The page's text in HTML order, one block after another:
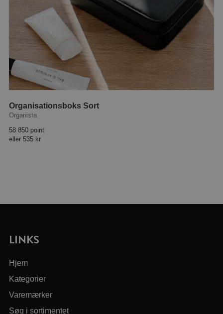
Organisationsboks Sort
Organista
58 850 point
eller 535 kr
LINKS
Hjem
Kategorier
Varemærker
Søg i sortimentet